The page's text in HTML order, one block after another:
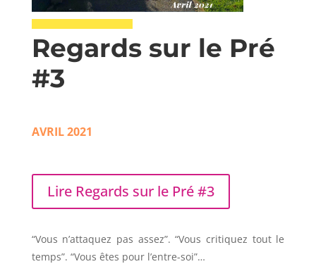
Regards sur le Pré
#3
AVRIL 2021
Lire Regards sur le Pré #3
“Vous n’attaquez pas assez”. “Vous critiquez tout le
temps”. “Vous êtes pour l’entre-soi”…